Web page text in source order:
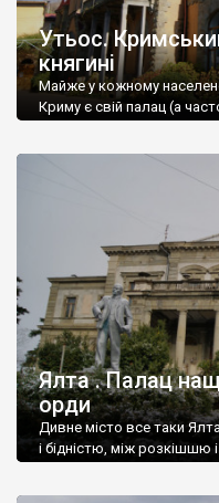
Утьос.
княгині
Майже у кожному
Криму є свій палац (а
Ялта . Палац
орди
Дивне місто все таки
і бідністю, між розкішшю